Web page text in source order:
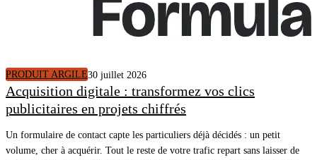
PRODUIT ARGILE30 juillet 2026
Acquisition digitale : transformez vos clics
publicitaires en projets chiffrés
Un formulaire de contact capte les particuliers déjà décidés : un petit
volume, cher à acquérir. Tout le reste de votre trafic repart sans laisser de